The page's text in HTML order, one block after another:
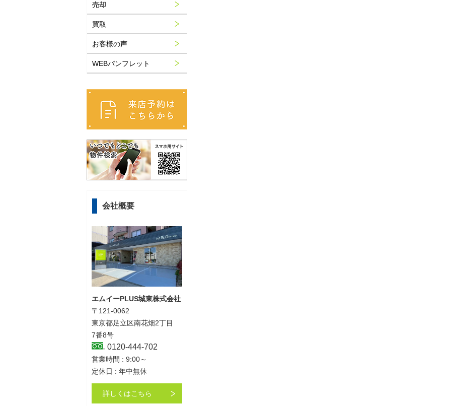
売却
買取
お客様の声
WEBパンフレット
会社概要
エムイーPLUS城東株式会社
〒121-0062
東京都足立区南花畑2丁目
7番8号
0120-444-702
営業時間 : 9:00～
定休日 : 年中無休
詳しくはこちら